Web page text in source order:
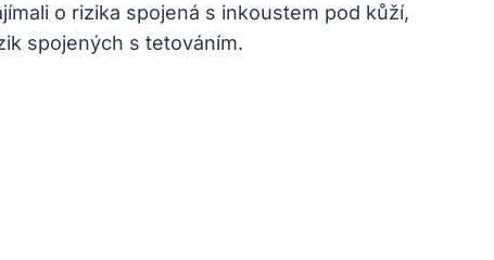
o rizika spojená s inkoustem pod kůží,
spojených s tetováním.